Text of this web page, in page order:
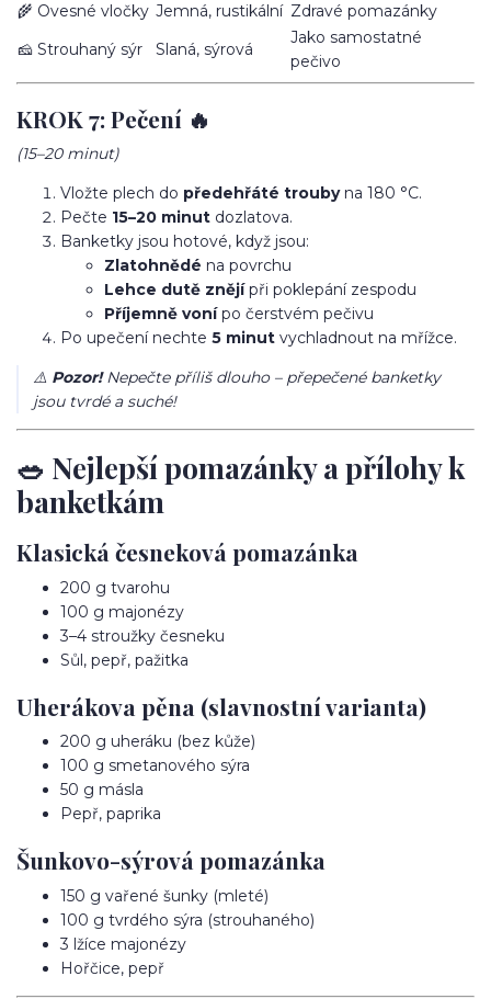
🌾 Ovesné vločky Jemná, rustikální Zdravé pomazánky
🧀 Strouhaný sýr
Slaná, sýrová
Jako samostatné
pečivo
KROK 7: Pečení 🔥
(15–20 minut)
Vložte plech do předehřáté troubyna 180 °C.
Pečte 15–20 minut dozlatova.
Banketky jsou hotové, když jsou:
Zlatohnědé na povrchu
Lehce dutě znějípři poklepání zespodu
Příjemně vonípo čerstvém pečivu
Po upečení nechte 5 minut vychladnout na mřížce.
⚠️ Pozor!Nepečte příliš dlouho – přepečené banketky
jsou tvrdé a suché!
🥗 Nejlepší pomazánky a přílohy k
banketkám
Klasická česneková pomazánka
200 g tvarohu
100 g majonézy
3–4 stroužky česneku
Sůl, pepř, pažitka
Uherákova pěna (slavnostní varianta)
200 g uheráku (bez kůže)
100 g smetanového sýra
50 g másla
Pepř, paprika
Šunkovo-sýrová pomazánka
150 g vařené šunky (mleté)
100 g tvrdého sýra (strouhaného)
3 lžíce majonézy
Hořčice, pepř